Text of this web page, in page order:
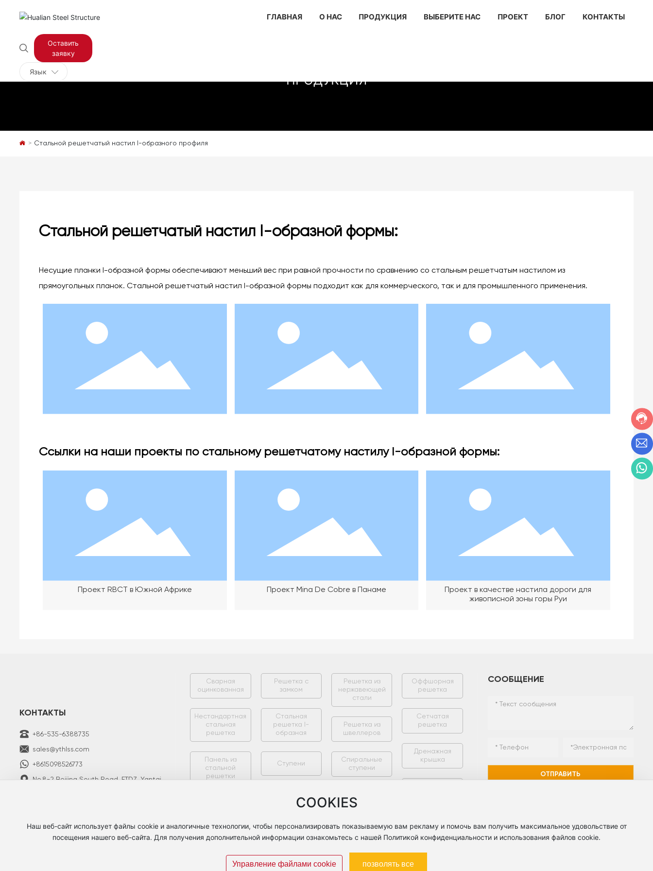
ГЛАВНАЯ О НАС ПРОДУКЦИЯ ВЫБЕРИТЕ НАС ПРОЕКТ БЛОГ КОНТАКТЫ
Оставить
заявку
Язык
ПРОДУКЦИЯ
Стальной решетчатый настил I-образного профиля
Стальной решетчатый настил I-образной формы:
Несущие планки I-образной формы обеспечивают меньший вес при равной прочности по сравнению со стальным решетчатым настилом из
прямоугольных планок. Стальной решетчатый настил I-образной формы подходит как для коммерческого, так и для промышленного применения.
Ссылки на наши проекты по стальному решетчатому настилу I-образной формы:
Проект RBCT в Южной Африке Проект Mina De Cobre в Панаме
Проект в качестве настила дороги для
живописной зоны горы Руи
КОНТАКТЫ
+86-535-6388735
sales@ythlss.com
+8615098526773
No.8-2 Beijing South Road, ETDZ, Yantai
Сварная
оцинкованная
Нестандартная
стальная
решетка
Панель из
стальной
решетки
Решетка с
замком
Стальная
решетка I-
образная
Ступени
Стойка
Решетка из
нержавеющей
стали
Решетка из
швеллеров
Спиральные
ступени
стали/
Оффшорная
решетка
Сетчатая
решетка
Дренажная
крышка
СООБЩЕНИЕ
ОТПРАВИТЬ
COOKIES
Наш веб-сайт использует файлы cookie и аналогичные технологии, чтобы персонализировать показываемую вам рекламу и помочь вам получить максимальное удовольствие от
посещения нашего веб-сайта. Для получения дополнительной информации ознакомьтесь с нашей Политикой конфиденциальности и использования файлов cookie.
Управление файлами cookie позволять все